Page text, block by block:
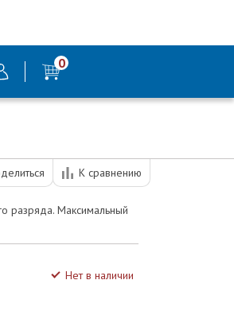
0
К сравнению
разряда. Максимальный
Нет в наличии